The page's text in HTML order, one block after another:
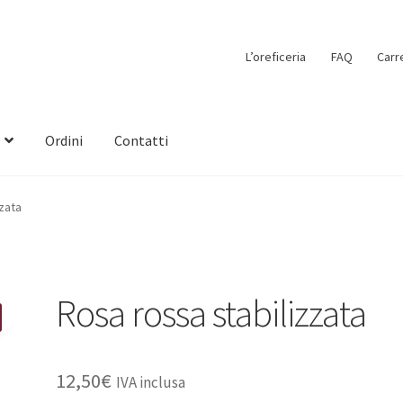
L’oreficeria FAQ
Ordini Contatti
Rosa rossa stabilizzata
12,50€ IVA inclusa